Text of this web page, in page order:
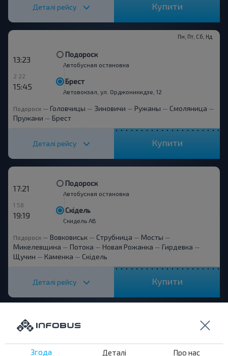
Деталі рейсу Купити
Пн, Пт, Сб, Нд
13:23
Подороск
Автобусная остановка
2 22
15:45
Брест
Автовокзал, ул. Орджоникидзе, 12
Подороск — Головчицы — Зиновичи — Ружаны — Смоляница —
Пружани — Брест
Деталі рейсу Купити
17:21
Подороск
Автобусная остановка
1 58
19:19
Скідель
Скидель АВ
Подороск — Вовковиськ — Струбница — Мосты —
Микелевщина — Потока — Новая Рожанка — Гирдевка —
Щучин — Каменка — Скідель
Деталі рейсу Купити
20:54
Подороск
Згода Деталі Про нас